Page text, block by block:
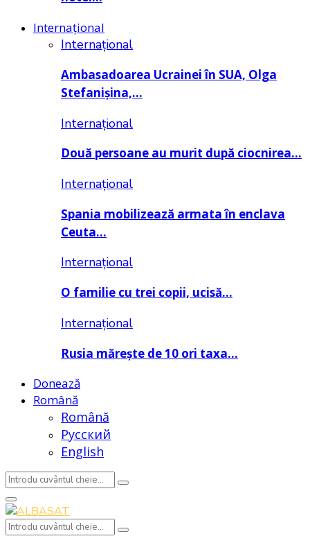
Internațional
Internațional
Ambasadoarea Ucrainei în SUA, Olga
Stefanișina,…
Internațional
Două persoane au murit după ciocnirea…
Internațional
Spania mobilizează armata în enclava
Ceuta…
Internațional
O familie cu trei copii, ucisă…
Internațional
Rusia mărește de 10 ori taxa…
Donează
Română
Română
Русский
English
Search
for:
Search
Primary
Menu
Search
Search